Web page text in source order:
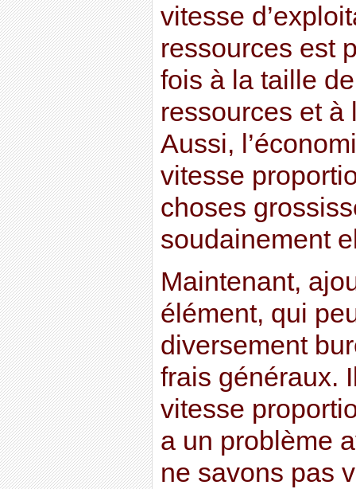
vitesse
ressources est
fois à la taille
ressources et à
Aussi,
vitesse
choses
soudainement
Maintenant,
élément, qui
diversement
frais généraux.
vitesse
a un problème
ne savons pas